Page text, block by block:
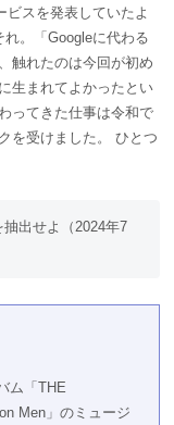
スを発表していたよ
。「Googleに代わる
触れたのは今回が初め
生まれてよかったとい
ってきた仕事は令和で
を受けました。 ひとつ
出せよ（2024年7
ム「THE
Men」のミュージ